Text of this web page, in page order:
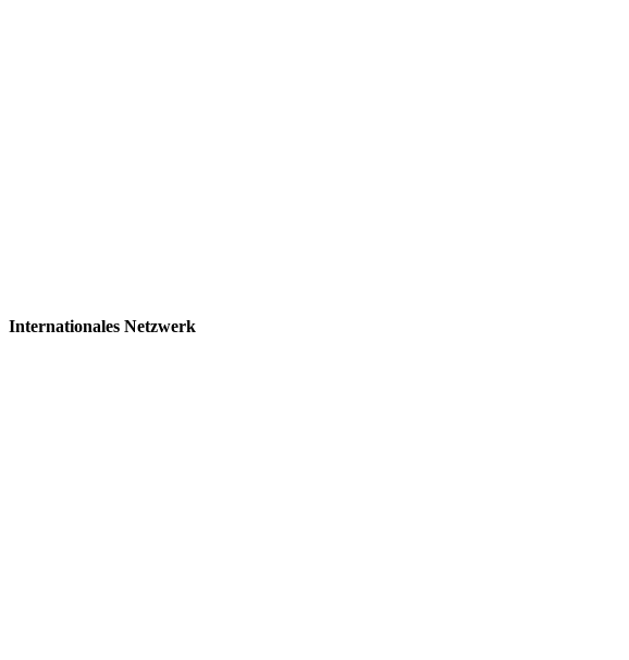
Internationales Netzwerk